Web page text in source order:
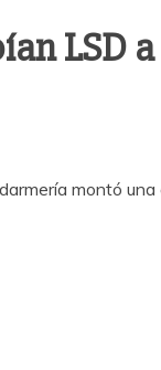
LSD
montó una